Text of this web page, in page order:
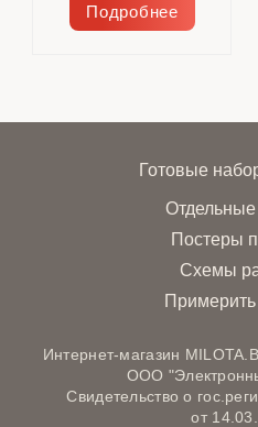
Подробнее
Готовые
Постеры
Схемы
Интернет-магазин
ООО
Свидетельство о
от